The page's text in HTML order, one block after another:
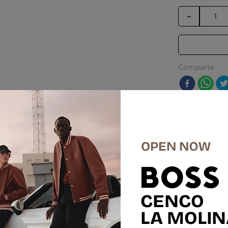
－
Comparte
SALE